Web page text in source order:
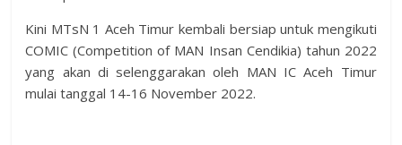
Kini MTsN 1 Aceh Timur kembali bersiap untuk mengikuti
COMIC (Competition of MAN Insan Cendikia) tahun 2022
yang akan di selenggarakan oleh MAN IC Aceh Timur
mulai tanggal 14-16 November 2022.